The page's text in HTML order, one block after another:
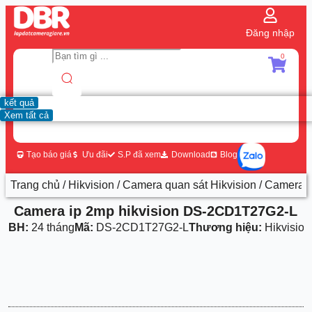
Đăng nhập
kết quả
Xem tất cả
0
Tạo báo giá Ưu đãi S.P đã xem Download Blog
Trang chủ / Hikvision /Camera quan sát Hikvision / Camera
Camera ip 2mp hikvision DS-2CD1T27G2-L
BH: 24 tháng Mã: DS-2CD1T27G2-LThương hiệu: Hikvision